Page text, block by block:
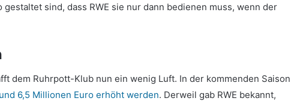
sind, dass RWE sie nur dann bedienen muss, wenn der
dem Ruhrpott-Klub nun ein wenig Luft. In der kommenden Saison
6,5 Millionen Euro erhöht werden. Derweil gab RWE bekannt,